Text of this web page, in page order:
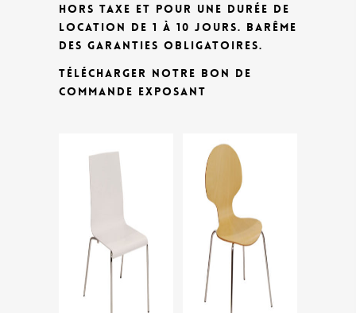
HORS TAXE ET POUR UNE DURÉE DE
LOCATION DE 1 À 10 JOURS. BARÊME
DES GARANTIES OBLIGATOIRES.
TÉLÉCHARGER NOTRE BON DE
COMMANDE EXPOSANT